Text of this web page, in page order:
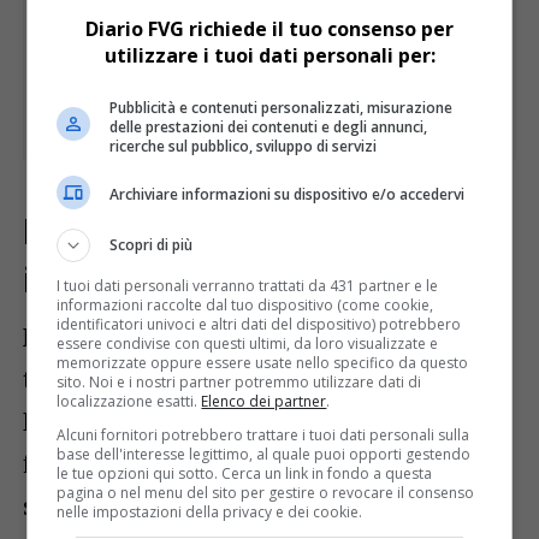
Pomeriggio: fenomeni più
intensi e clima umido
Nel corso del pomeriggio il maltempo
tenderà temporaneamente a intensificarsi.
Le precipitazioni potranno diventare più
frequenti e localmente moderate,
soprattutto sulle aree pianeggianti e
Diario FVG richiede il tuo consenso per
utilizzare i tuoi dati personali per:
Pubblicità e contenuti personalizzati, misurazione
delle prestazioni dei contenuti e degli annunci,
ricerche sul pubblico, sviluppo di servizi
Archiviare informazioni su dispositivo e/o accedervi
Scopri di più
I tuoi dati personali verranno trattati da 431 partner e le
informazioni raccolte dal tuo dispositivo (come cookie,
identificatori univoci e altri dati del dispositivo) potrebbero
essere condivise con questi ultimi, da loro visualizzate e
memorizzate oppure essere usate nello specifico da questo
sito. Noi e i nostri partner potremmo utilizzare dati di
localizzazione esatti. Elenco dei partner.
Alcuni fornitori potrebbero trattare i tuoi dati personali sulla
base dell'interesse legittimo, al quale puoi opporti gestendo
le tue opzioni qui sotto. Cerca un link in fondo a questa
pagina o nel menu del sito per gestire o revocare il consenso
nelle impostazioni della privacy e dei cookie.